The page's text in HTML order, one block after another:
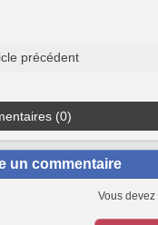
précédent
(0)
un commentaire
Vous